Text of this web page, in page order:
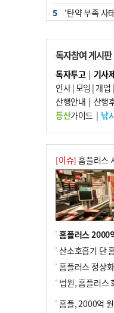
5
‘탄약 부족 사
과…“현재는
7
"올해 코스피
전닉스 ETF
8
서울 중랑구
사망
10 입추 지났지
년 만에 3배
독자참여 게시판
독자투고| 기사
인사|모임 | 개업 |
산행안내 | 산행
등산가이드| 낚
[이슈] 홈플러스
홈플러스 2000
홈플러스 정상
법원, 홈플러스